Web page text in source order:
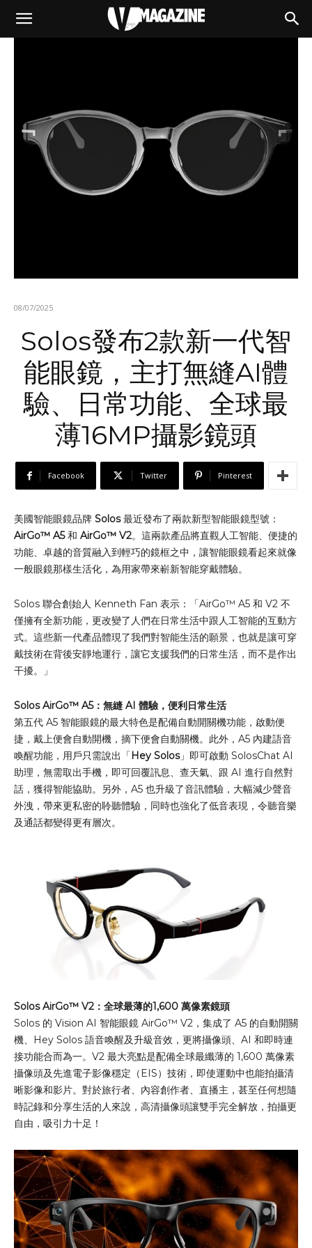
08/07/2025
Solos發布2款新一代智
能眼鏡，主打無縫AI體
驗、日常功能、全球最
薄16MP攝影鏡頭
Facebook Twitter Pinterest
美國智能眼鏡品牌 Solos最近發布了兩款新型智能眼鏡型號：
AirGo™ A5和 AirGo™ V2。這兩款產品將直觀人工智能、便捷的
功能、卓越的音質融入到輕巧的鏡框之中，讓智能眼鏡看起來就像
一般眼鏡那樣生活化，為用家帶來嶄新智能穿戴體驗。
Solos 聯合創始人 Kenneth Fan 表示：「AirGo™ A5 和 V2 不
僅擁有全新功能，更改變了人們在日常生活中跟人工智能的互動方
式。這些新一代產品體現了我們對智能生活的願景，也就是讓可穿
戴技術在背後安靜地運行，讓它支援我們的日常生活，而不是作出
干擾。」
Solos AirGo™ A5： 無縫 AI 體驗，便利日常生活
第五代 A5 智能眼鏡的最大特色是配備自動開關機功能，啟動便
捷，戴上便會自動開機，摘下便會自動關機。此外，A5 內建語音
喚醒功能，用戶只需說出「Hey Solos」即可啟動 SolosChat AI
助理，無需取出手機，即可回覆訊息、查天氣、跟 AI 進行自然對
話，獲得智能協助。另外，A5 也升級了音訊體驗，大幅減少聲音
外洩，帶來更私密的聆聽體驗，同時也強化了低音表現，令聽音樂
及通話都變得更有層次。
Solos AirGo™ V2： 全球最薄的1,600 萬像素鏡頭
Solos 的 Vision AI 智能眼鏡 AirGo™ V2，集成了 A5 的自動開關
機、Hey Solos 語音喚醒及升級音效，更將攝像頭、AI 和即時連
接功能合而為一。V2 最大亮點是配備全球最纖薄的 1,600 萬像素
攝像頭及先進電子影像穩定（EIS）技術，即使運動中也能拍攝清
晰影像和影片。對於旅行者、內容創作者、直播主，甚至任何想隨
時記錄和分享生活的人來說，高清攝像頭讓雙手完全解放，拍攝更
自由，吸引力十足！